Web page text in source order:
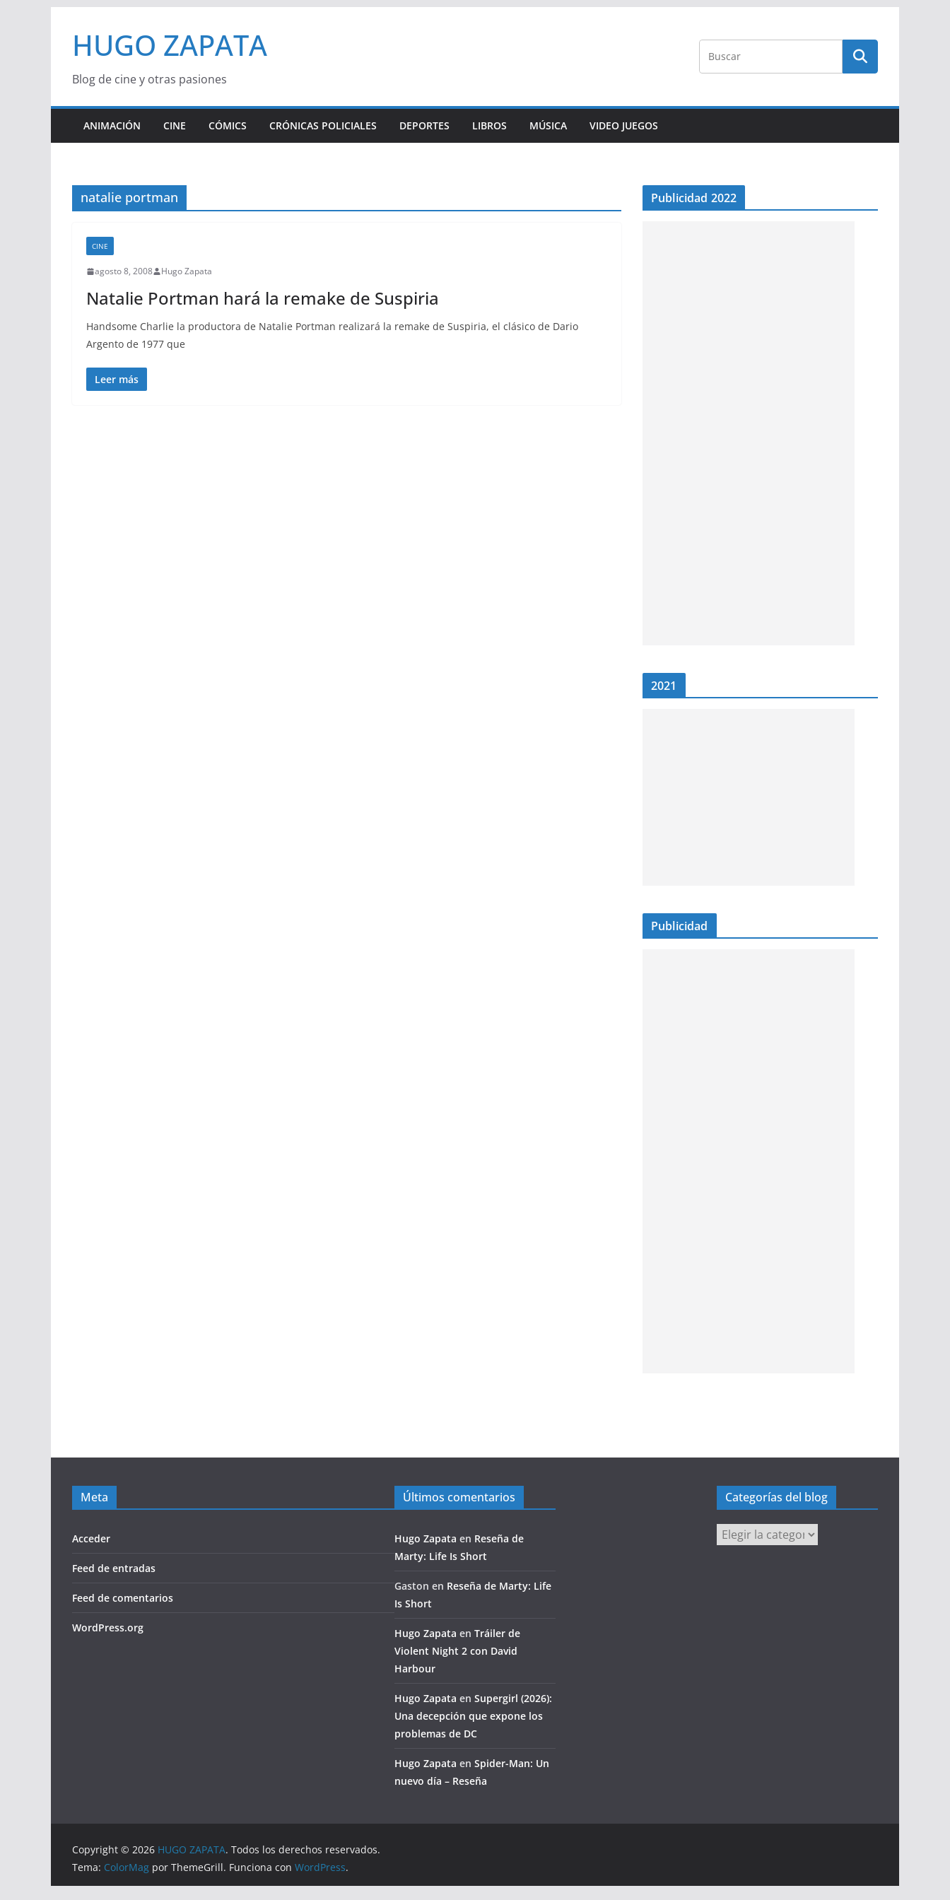
contenido
HUGO ZAPATA
Blog de cine y otras pasiones
ANIMACIÓN CINE CÓMICS CRÓNICAS POLICIALES DEPORTES LIBROS MÚSICA VIDEO JUEGOS
natalie portman
CINE
agosto 8, 2008 Hugo Zapata
Natalie Portman hará la remake de Suspiria
Handsome Charlie la productora de Natalie Portman realizará la remake de Suspiria, el clásico de Dario
Argento de 1977 que
Leer más
Publicidad 2022
2021
Publicidad
Meta
Acceder
Feed de entradas
Feed de comentarios
WordPress.org
Últimos comentarios
Hugo Zapata en Reseña de
Marty: Life Is Short
Gaston en Reseña de Marty: Life
Is Short
Hugo Zapata en Tráiler de
Violent Night 2 con David
Harbour
Hugo Zapata en Supergirl (2026):
Una decepción que expone los
problemas de DC
Hugo Zapata en Spider-Man: Un
nuevo día – Reseña
Categorías del blog
Categorías
del
Copyright © 2026 HUGO ZAPATA. Todos los derechos reservados.
Tema: ColorMag por ThemeGrill. Funciona con WordPress.